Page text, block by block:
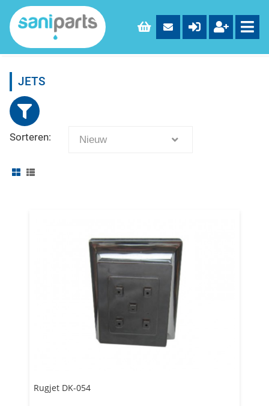
JETS
Sorteren: Nieuw
Rugjet DK-054